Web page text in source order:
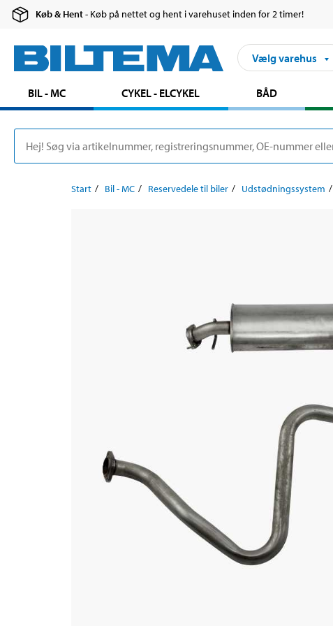
Køb & Hent- Køb på nettet og hent i varehuset inden for 2 timer!
Vælg varehus
BIL - MC CYKEL - ELCYKEL BÅD
Start Bil - MC Reservedele til biler Udstødningssystem